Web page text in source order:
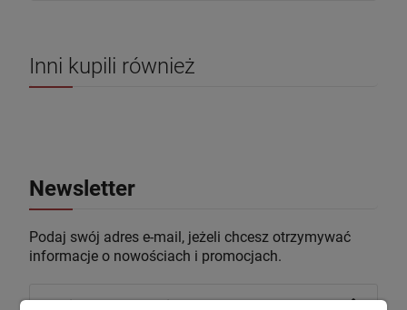
Inni kupili również
Newsletter
Podaj swój adres e-mail, jeżeli chcesz otrzymywać
informacje o nowościach i promocjach.